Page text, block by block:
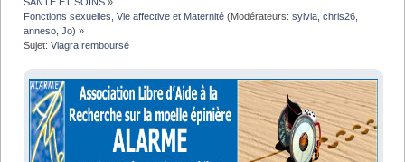
Fonctions sexuelles, Vie affective et Maternité (Modérateurs:sylvia ,chris26
anneso ,Jo) »
Sujet:Viagra remboursé